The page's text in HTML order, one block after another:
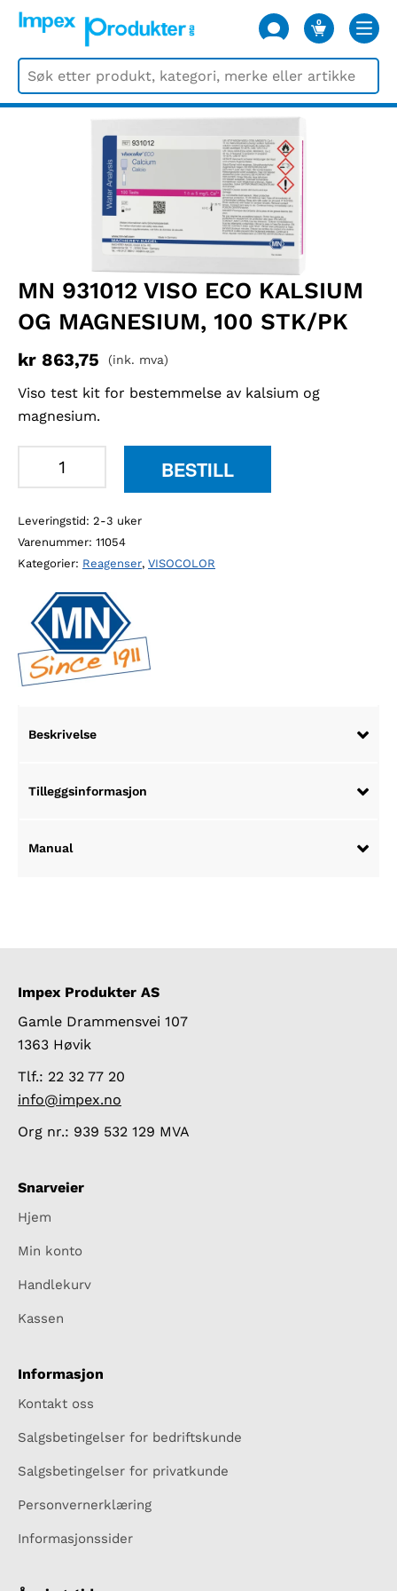
0
VARER
MN 931012 VISO ECO KALSIUM
OG MAGNESIUM, 100 STK/PK
kr 863,75 (ink. mva)
Viso test kit for bestemmelse av kalsium og
magnesium.
ECO
kalsium
og
magnesium,
100
stk/pk
antall
BESTILL
Leveringstid: 2-3 uker
Varenummer: 11054
Kategorier: Reagenser, VISOCOLOR
Beskrivelse
Tilleggsinformasjon
Manual
Impex Produkter AS
Gamle Drammensvei 107
1363 Høvik
Tlf.: 22 32 77 20
info@impex.no
Org nr.: 939 532 129 MVA
Snarveier
Hjem
Min konto
Handlekurv
Kassen
Informasjon
Kontakt oss
Salgsbetingelser for bedriftskunde
Salgsbetingelser for privatkunde
Personvernerklæring
Informasjonssider